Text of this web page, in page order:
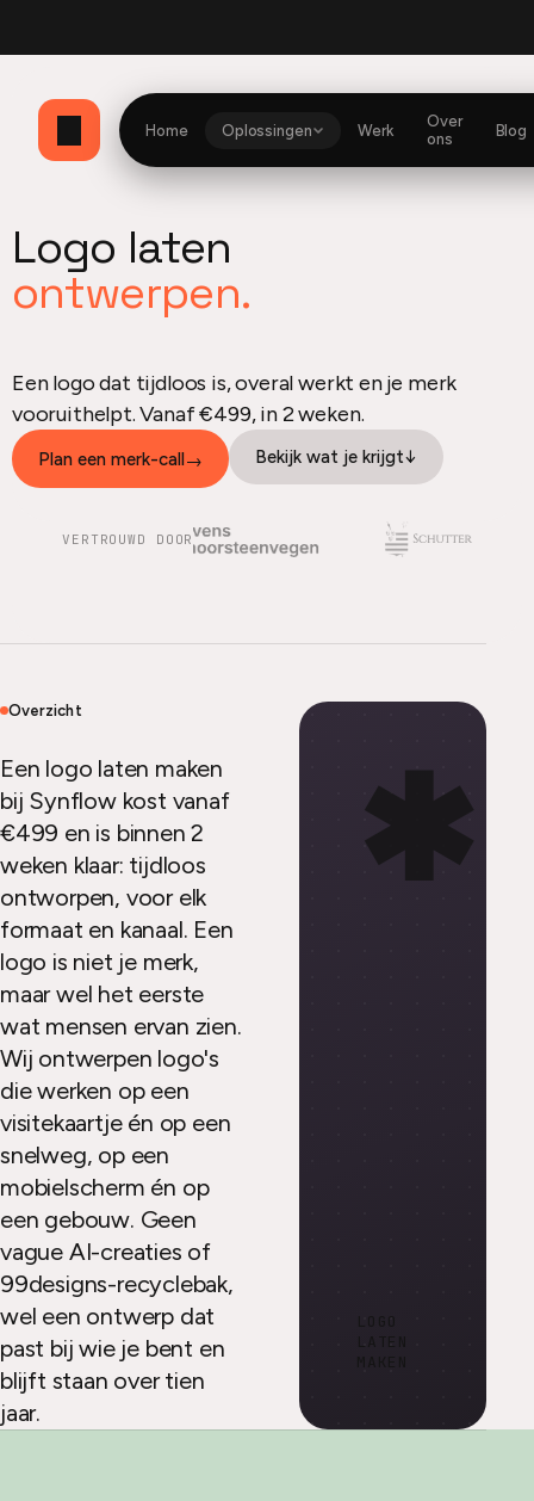
Home Oplossingen Werk
Over
ons
Blog
Logo laten
ontwerpen.
Een logo dat tijdloos is, overal werkt en je merk
vooruithelpt. Vanaf €499, in 2 weken.
Plan een merk-call→ Bekijk wat je krijgt↓
VERTROUWD DOOR
Overzicht
Een logo laten maken
bij Synflow kost vanaf
€499 en is binnen 2
weken klaar: tijdloos
ontworpen, voor elk
formaat en kanaal. Een
logo is niet je merk,
maar wel het eerste
wat mensen ervan zien.
Wij ontwerpen logo's
die werken op een
visitekaartje én op een
snelweg, op een
mobielscherm én op
een gebouw. Geen
vague AI-creaties of
99designs-recyclebak,
wel een ontwerp dat
past bij wie je bent en
blijft staan over tien
jaar.
✱
LOGO
LATEN